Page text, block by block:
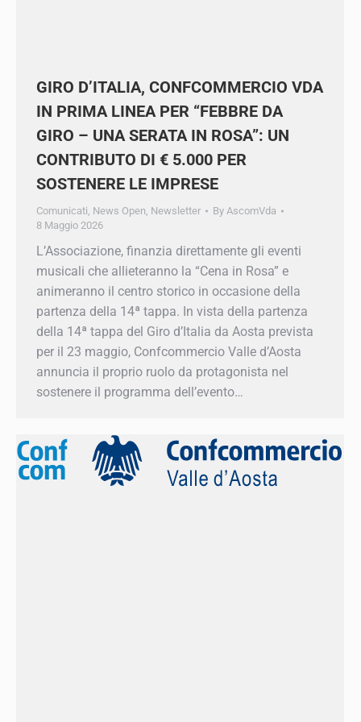
VDA IN PRIMA LINEA PER “FEBBRE
DA GIRO – UNA SERATA IN ROSA”:
UN CONTRIBUTO DI € 5.000 PER
SOSTENERE LE IMPRESE
Comunicati ,News Open, Newsletter By
L’Associazione, finanzia direttamente gli eventi
musicali che allieteranno la “Cena in Rosa” e
animeranno il centro storico in occasione della
partenza della 14ª tappa. In vista della partenza
della 14ª tappa del Giro d’Italia da Aosta
prevista per il 23 maggio, Confcommercio Valle
d’Aosta annuncia il proprio ruolo da
protagonista nel sostenere il programma
dell’evento…